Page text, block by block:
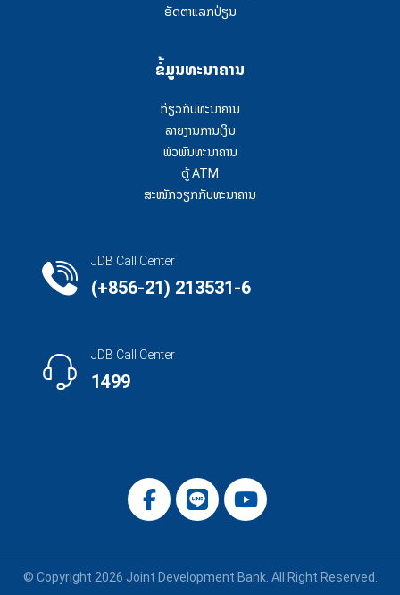
ອັດຕາແລກປ່ຽນ
ຂໍ້ມູນທະນາຄານ
ກ່ຽວກັບທະນາຄານ
ລາຍງານການເງິນ
ພົວພັນທະນາຄານ
ຕູ້ ATM
ສະໝັກວຽກກັບທະນາຄານ
JDB Call Center
(+856-21) 213531-6
JDB Call Center
1499
© Copyright 2026 Joint Development Bank. All Right Reserved.